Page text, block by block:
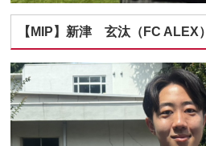
【MIP】新津 玄汰（FC ALEX）